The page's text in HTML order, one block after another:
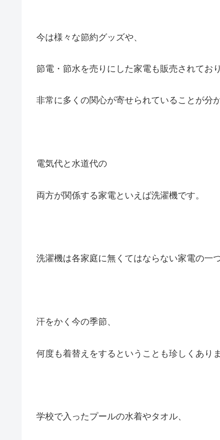
今は様々な節約グッズや、
節電・節水を売りにした家電も販売されており
非常に多くの関心が寄せられていることが分
電気代と水道代の
両方が関係する家電といえば洗濯機です。
洗濯機は各家庭に無くてはならない家電の一
汗をかく今の季節、
何度も着替えをするということも珍しくありま
学校で入ったプールの水着やタオル、